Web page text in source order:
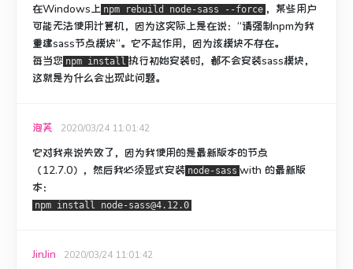
在Windows上 npm rebuild node-sass --force ，某些用户
可能无法使用计算机，因为这实际上是在说：“请强制npm为我
重建sass节点模块”。 它不起作用，因为该模块不存在。
每当您 npm install 执行初始安装时，都不会安装sass模块，
这就是为什么会出现此问题。
泡芙 2020/03/24 11:01:42
它对我来说失败了，因为我使用的是最新版本的节点
（12.7.0），然后我必须显式安装 node-sass with 的最新版
本：
npm install node-sass@4.12.0
JinJin 2020/03/24 11:01:42